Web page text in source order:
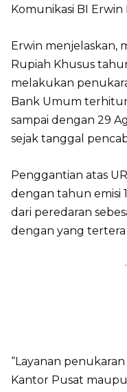
Komunikasi BI Erwin
Erwin menjelaskan,
Rupiah Khusus
melakukan
Bank Umum
sampai dengan 29
sejak tanggal
Penggantian atas
dengan tahun emisi
dari peredaran
dengan yang tertera
“Layanan
Kantor Pusat